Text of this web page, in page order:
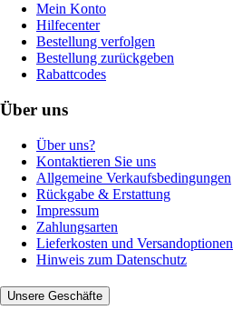
Mein Konto
Hilfecenter
Bestellung verfolgen
Bestellung zurückgeben
Rabattcodes
Über uns
Über uns?
Kontaktieren Sie uns
Allgemeine Verkaufsbedingungen
Rückgabe & Erstattung
Impressum
Zahlungsarten
Lieferkosten und Versandoptionen
Hinweis zum Datenschutz
Unsere Geschäfte